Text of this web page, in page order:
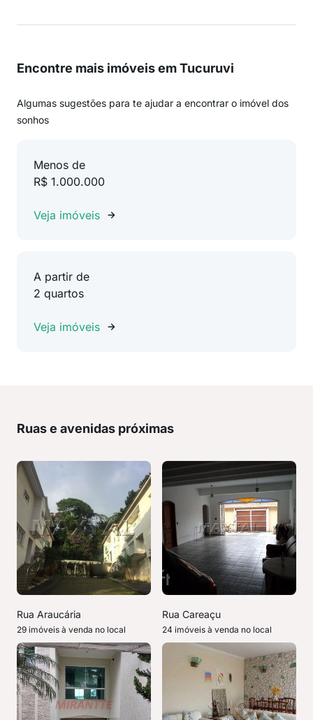
Encontre mais imóveis em Tucuruvi
Algumas sugestões para te ajudar a encontrar o imóvel dos
sonhos
Menos de
R$ 1.000.000
Veja imóveis
A partir de
2 quartos
Veja imóveis
Ruas e avenidas próximas
Rua Araucária
29 imóveis à venda no local
Rua Careaçu
24 imóveis à venda no local